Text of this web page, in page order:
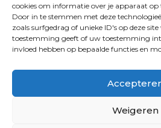
cookies om informatie over je apparaat op
Door in te stemmen met deze
zoals surfgedrag of unieke ID's op deze
toestemming geeft of uw toestemming
invloed hebben op bepaalde functies en
Weigeren
Contact
Algemene voorwaarden
Retourneren
Klachten
Privacy policy